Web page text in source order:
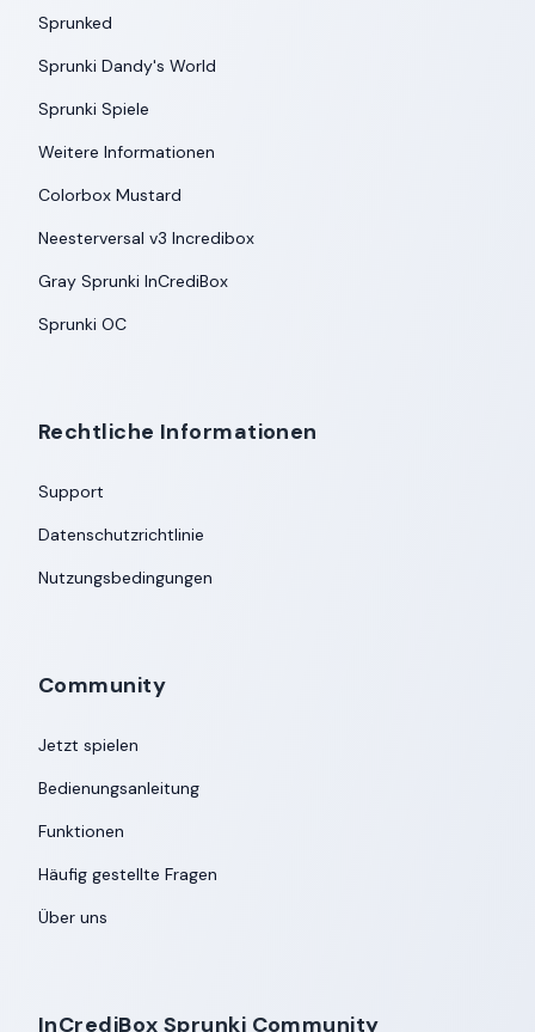
Sprunked
Sprunki Dandy's World
Sprunki Spiele
Weitere Informationen
Colorbox Mustard
Neesterversal v3 Incredibox
Gray Sprunki InCrediBox
Sprunki OC
Rechtliche Informationen
Support
Datenschutzrichtlinie
Nutzungsbedingungen
Community
Jetzt spielen
Bedienungsanleitung
Funktionen
Häufig gestellte Fragen
Über uns
InCrediBox Sprunki Community